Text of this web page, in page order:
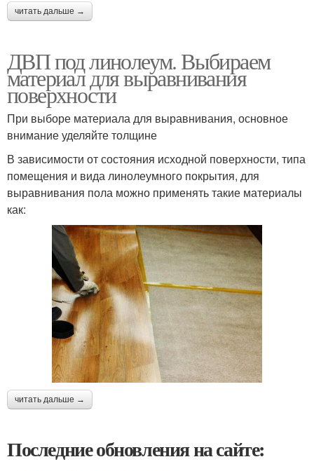
читать дальше →
ДВП под линолеум. Выбираем
материал для выравнивания
поверхности
При выборе материала для выравнивания, основное
внимание уделяйте толщине
В зависимости от состояния исходной поверхности, типа
помещения и вида линолеумного покрытия, для
выравнивания пола можно применять такие материалы
как:
читать дальше →
Последние обновления на сайте: